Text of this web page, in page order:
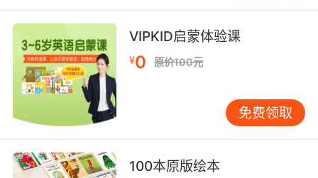
些内容。老师只是通过肢体语言表达教会孩子一
些简单的英语发音和一些简单的单词，更多的是
启蒙孩子对英语的兴趣和构建孩子的一个国际文
化的意识，为孩子接下来的学习打下基础。启蒙
英语的课堂会相对的轻松有趣，不会给孩子带来
紧张感和压迫感，逼迫孩子一定要记住哪些知识
技能。
VIPKID启蒙体验课
¥0 原价100元
免费领取
100本原版绘本